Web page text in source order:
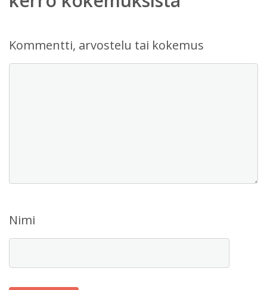
Kommentti, arvostelu tai kokemus
Nimi